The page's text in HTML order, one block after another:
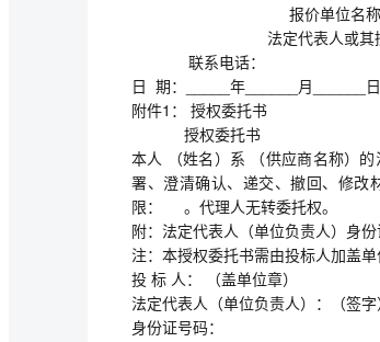
报价单位名称：（
法定代表人或其授权代
联系电话：
日 期：_____年______月______日
附件1： 授权委托书
授权委托书
本人 （姓名）系 （供应商名称）
署、澄清确认、递交、撤回、修改
限： 。代理人无转委托权。
附：法定代表人（单位负责人）身
注：本授权委托书需由投标人加盖
投 标 人： （盖单位章）
法定代表人（单位负责人）：（签字
身份证号码：